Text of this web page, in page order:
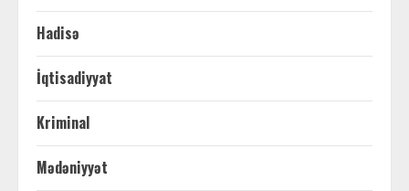
Hadisə
İqtisadiyyat
Kriminal
Mədəniyyət